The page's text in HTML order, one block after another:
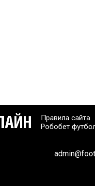
Правила сайта
Робобет